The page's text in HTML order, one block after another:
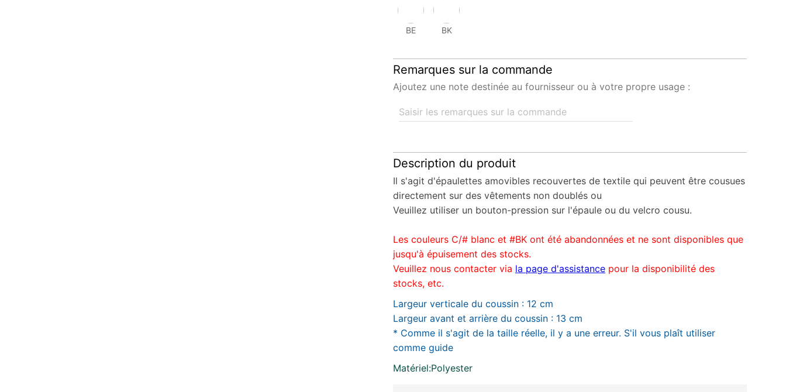
BE BK
Remarques sur la commande
Ajoutez une note destinée au fournisseur ou à votre propre usage :
Saisir les remarques sur la commande
Description du produit
Il s'agit d'épaulettes amovibles recouvertes de textile qui peuvent être cousues
directement sur des vêtements non doublés ou
Veuillez utiliser un bouton-pression sur l'épaule ou du velcro cousu.
Les couleurs C/# blanc et #BK ont été abandonnées et ne sont disponibles que
jusqu'à épuisement des stocks.
Veuillez nous contacter via la page d'assistance pour la disponibilité des
stocks, etc.
Largeur verticale du coussin : 12 cm
Largeur avant et arrière du coussin : 13 cm
* Comme il s'agit de la taille réelle, il y a une erreur. S'il vous plaît utiliser
comme guide
Matériel:Polyester